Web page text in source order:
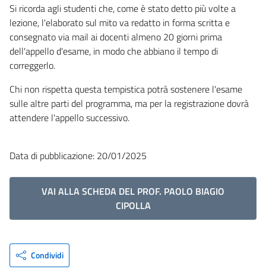
Si ricorda agli studenti che, come è stato detto più volte a
lezione, l'elaborato sul mito va redatto in forma scritta e
consegnato via mail ai docenti almeno 20 giorni prima
dell'appello d'esame, in modo che abbiano il tempo di
correggerlo.
Chi non rispetta questa tempistica potrà sostenere l'esame
sulle altre parti del programma, ma per la registrazione dovrà
attendere l'appello successivo.
Data di pubblicazione: 20/01/2025
VAI ALLA SCHEDA DEL PROF. PAOLO BIAGIO
CIPOLLA
Condividi